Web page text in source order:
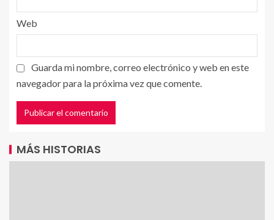
Web
Guarda mi nombre, correo electrónico y web en este
navegador para la próxima vez que comente.
MÁS HISTORIAS